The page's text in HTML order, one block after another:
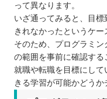
って異なります。
いざ通ってみると、目
きれなかったというケー
そのため、プログラミ
の範囲を事前に確認する
就職や転職を目標にし
きる学習が可能かどうか